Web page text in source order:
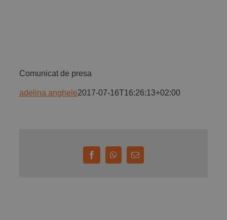
Contact
Comunicat de presa
adelina anghele2017-07-16T16:26:13+02:00
FacebookWhatsApp
E-